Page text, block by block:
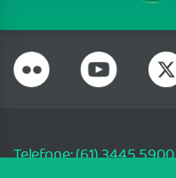
Telefone: (61) 3445 5900